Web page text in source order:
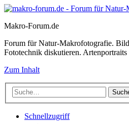
Makro-Forum.de
Forum für Natur-Makrofotografie.
Fototechnik diskutieren. Artenportraits
Zum Inhalt
Schnellzugriff